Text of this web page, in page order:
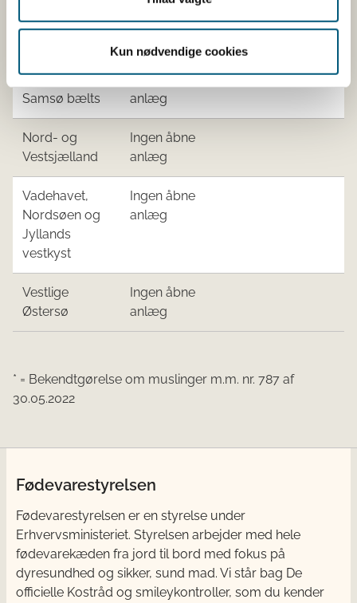
Kun nødvendige cookies
Djursland og
Kattegat syd -
Samsø bælts
Ingen åbne
anlæg
Nord- og
Vestsjælland
Ingen åbne
anlæg
Vadehavet,
Nordsøen og
Jyllands
vestkyst
Ingen åbne
anlæg
Vestlige
Østersø
Ingen åbne
anlæg
* = Bekendtgørelse om muslinger m.m. nr. 787 af
30.05.2022
Fødevarestyrelsen
Fødevarestyrelsen er en styrelse under
Erhvervsministeriet. Styrelsen arbejder med hele
fødevarekæden fra jord til bord med fokus på
dyresundhed og sikker, sund mad. Vi står bag De
officielle Kostråd og smileykontroller, som du kender